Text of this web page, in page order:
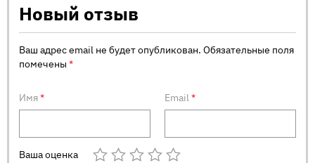
Новый отзыв
Ваш адрес email не будет опубликован. Обязательные поля
помечены*
Имя* Email*
Ваша оценка